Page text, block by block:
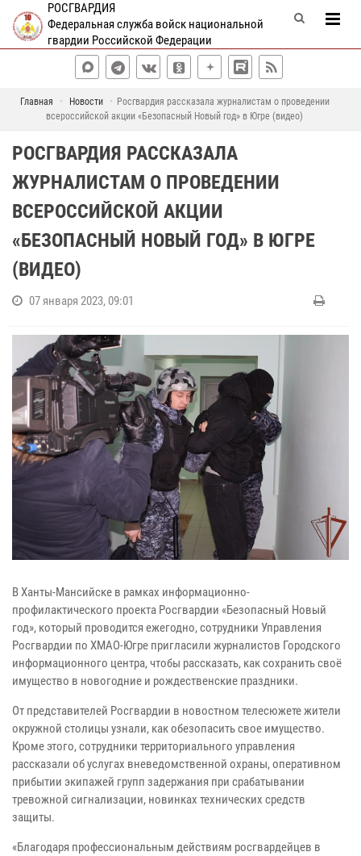
РОСГВАРДИЯ
Федеральная служба войск национальной
гвардии Российской Федерации
Главная Новости
Росгвардия рассказала журналистам о проведении
всероссийской акции «Безопасный Новый год» в Югре (видео)
РОСГВАРДИЯ РАССКАЗАЛА
ЖУРНАЛИСТАМ О ПРОВЕДЕНИИ
ВСЕРОССИЙСКОЙ АКЦИИ
«БЕЗОПАСНЫЙ НОВЫЙ ГОД» В ЮГРЕ
(ВИДЕО)
07 января 2023, 09:01
В Ханты-Мансийске в рамках информационно-
профилактического проекта Росгвардии «Безопасный Новый
год», который проводится ежегодно, сотрудники Управления
Росгвардии по ХМАО-Югре пригласили журналистов Городского
информационного центра, чтобы рассказать, как сохранить своё
имущество в новогодние и рождественские праздники.
От представителей Росгвардии в новостном телесюжете жители
окружной столицы узнали, как обезопасить свое имущество.
Кроме этого, сотрудники территориального управления
рассказали об услугах вневедомственной охраны, оперативном
прибытии экипажей групп задержания при срабатывании
тревожной сигнализации, новинках технических средств
защиты.
«Благодаря профессиональным действиям росгвардейцев в